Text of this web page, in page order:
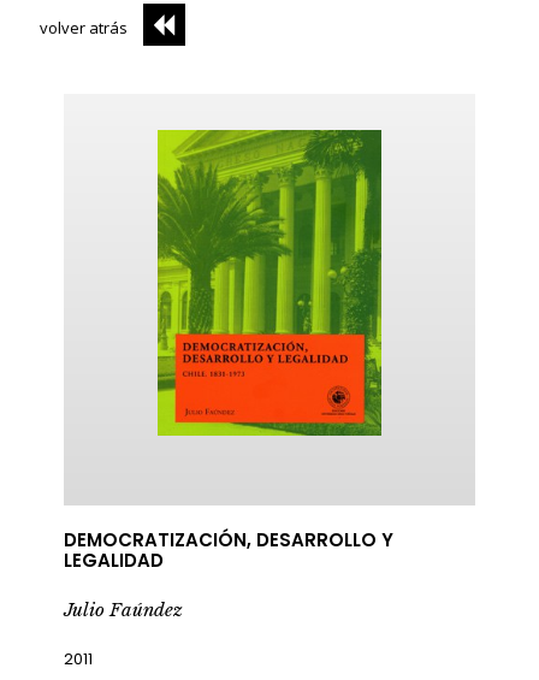
volver atrás
DEMOCRATIZACIÓN, DESARROLLO Y
LEGALIDAD
Julio Faúndez
2011